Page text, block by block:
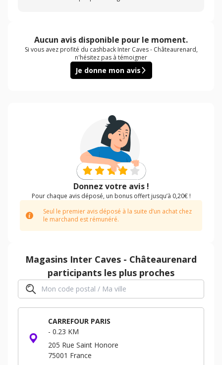
Aucun avis disponible pour le moment.
Si vous avez profité du cashback Inter Caves - Châteaurenard,
n'hésitez pas à témoigner
Je donne mon avis
Donnez votre avis !
Pour chaque avis déposé, un bonus offert jusqu’à 0,20€ !
Seul le premier avis déposé à la suite d’un achat chez
le marchand est rémunéré.
Magasins Inter Caves - Châteaurenard
participants les plus proches
CARREFOUR PARIS
- 0.23 KM
205 Rue Saint Honore
75001 France